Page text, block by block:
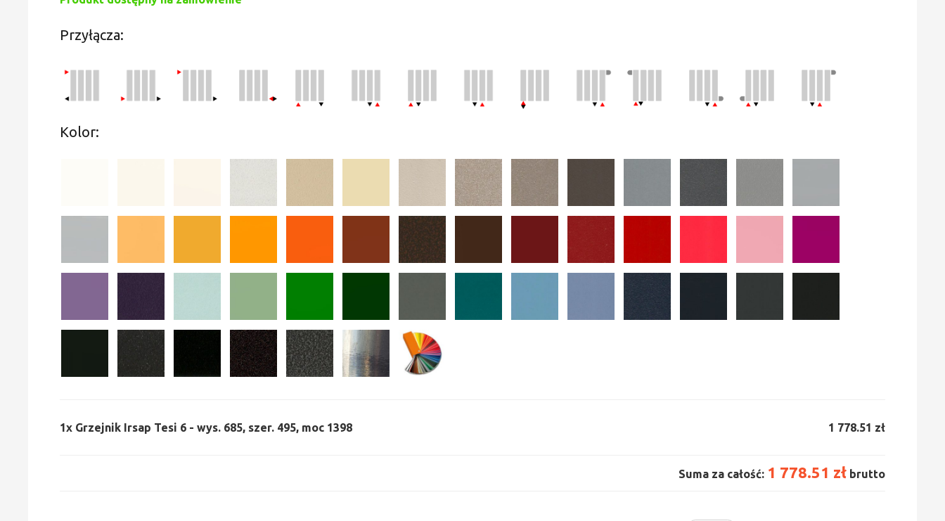
Przyłącza:
Kolor:
1x Grzejnik Irsap Tesi 6 - wys. 685, szer. 495, moc 1398 1 778.51 zł
Suma za całość: 1 778.51 zł brutto